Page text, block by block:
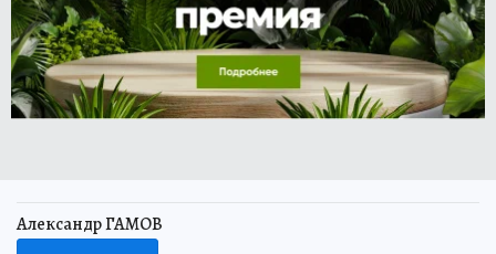
Александр ГАМОВ